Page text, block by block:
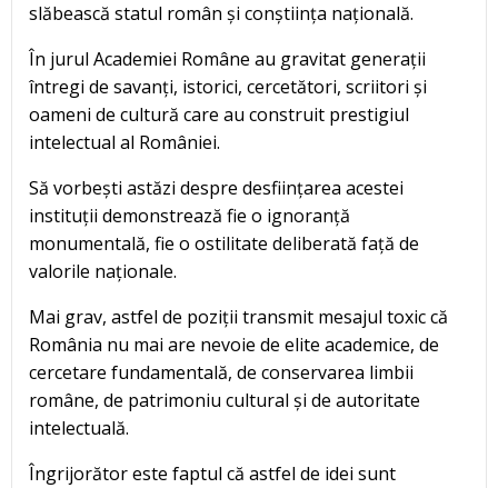
slăbească statul român și conștiința națională.
În jurul Academiei Române au gravitat generații
întregi de savanți, istorici, cercetători, scriitori și
oameni de cultură care au construit prestigiul
intelectual al României.
Să vorbești astăzi despre desființarea acestei
instituții demonstrează fie o ignoranță
monumentală, fie o ostilitate deliberată față de
valorile naționale.
Mai grav, astfel de poziții transmit mesajul toxic că
România nu mai are nevoie de elite academice, de
cercetare fundamentală, de conservarea limbii
române, de patrimoniu cultural și de autoritate
intelectuală.
Îngrijorător este faptul că astfel de idei sunt